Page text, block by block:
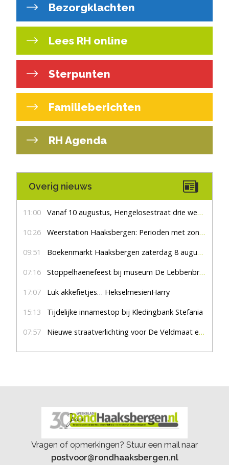
Bezorgklachten
Lees RH online
Sterpunten
Familieberichten
RH Agenda
Overig nieuws
11:00 Vanaf 10 augustus, Hengelosestraat drie weken dicht voor doorgaand verkeer
10:26 Weerstation Haaksbergen: Perioden met zon en droog
09:51 Boekenmarkt Haaksbergen zaterdag 8 augustus, marktplein Haaksbergen
07:16 Stoppelhaenefeest bij museum De Lebbenbrugge
17:07 Luk akkefietjes… HekselmesienHarry
15:13 Tijdelijke innamestop bij Kledingbank Stefania
07:57 Nieuwe straatverlichting voor De Veldmaat en De Pas
Vragen of opmerkingen? Stuur een mail naar
postvoor@rondhaaksbergen.nl